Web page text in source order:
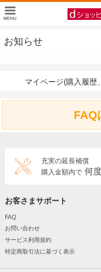
お知らせ
マイページ(購入履歴
FAQ
充実の延長補償
購入金額内で 何
お客さまサポート
FAQ
お問い合わせ
サービス利用規約
特定商取引法に基づく表示